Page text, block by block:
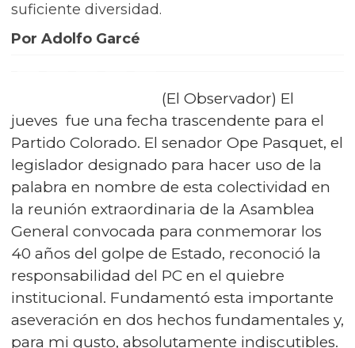
suficiente diversidad.
Por Adolfo Garcé
(El Observador) El
jueves fue una fecha trascendente para el
Partido Colorado. El senador Ope Pasquet, el
legislador designado para hacer uso de la
palabra en nombre de esta colectividad en
la reunión extraordinaria de la Asamblea
General convocada para conmemorar los
40 años del golpe de Estado, reconoció la
responsabilidad del PC en el quiebre
institucional. Fundamentó esta importante
aseveración en dos hechos fundamentales y,
para mi gusto, absolutamente indiscutibles.